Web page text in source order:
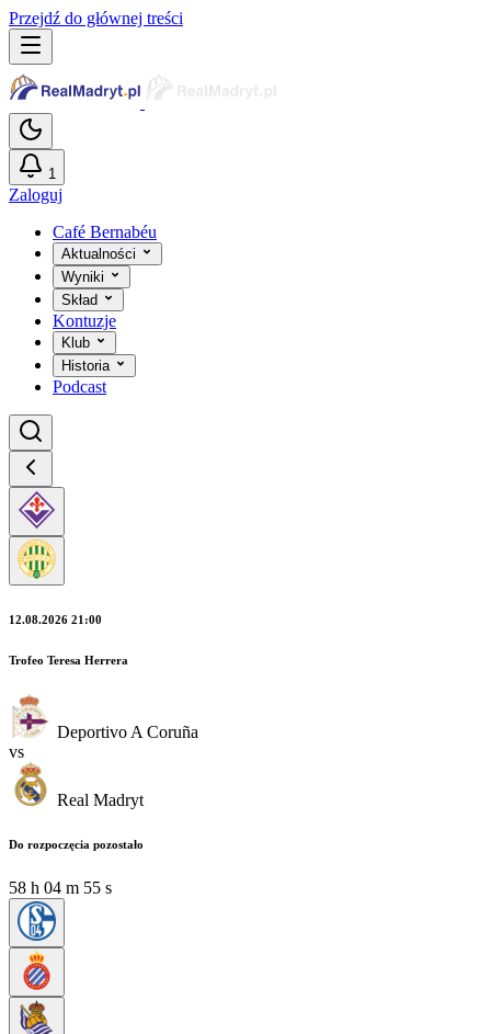
Przejdź do głównej treści
1
Zaloguj
Café Bernabéu
Aktualności
Wyniki
Skład
Kontuzje
Klub
Historia
Podcast
12.08.2026 21:00
Trofeo Teresa Herrera
Deportivo A Coruña
vs
Real Madryt
Do rozpoczęcia pozostało
58 h 04 m 54 s